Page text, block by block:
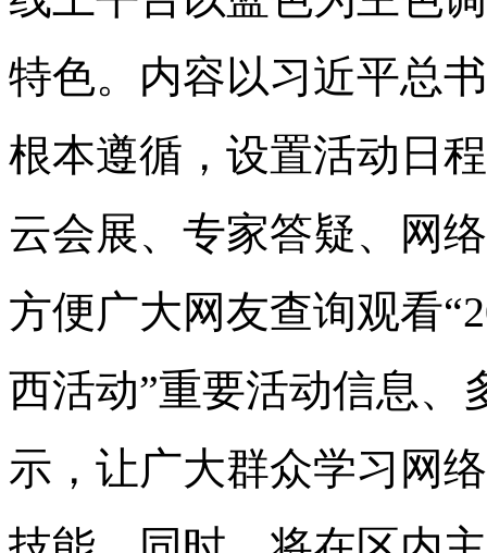
特色。内容以习近平总
根本遵循，设置活动日
云会展、专家答疑、网
方便广大网友查询观看
西活动”重要活动信息、
示，让广大群众学习网